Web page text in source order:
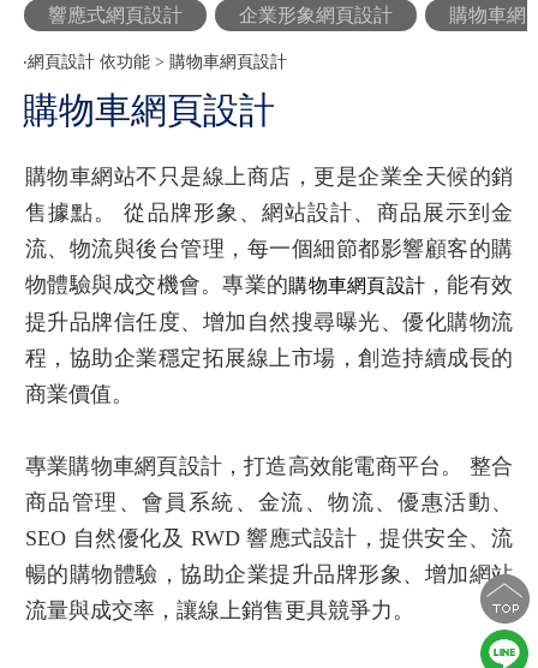
響應式網頁設計 企業形象網頁設計 購物車網
‧網頁設計 依功能> 購物車網頁設計
購物車網頁設計
購物車網站不只是線上商店，更是企業全天候的銷
售據點。 從品牌形象、網站設計、商品展示到金
流、物流與後台管理，每一個細節都影響顧客的購
物體驗與成交機會。專業的購物車網頁設計 ，能有效
提升品牌信任度、增加自然搜尋曝光、優化購物流
程，協助企業穩定拓展線上市場，創造持續成長的
商業價值。
專業購物車網頁設計，打造高效能電商平台。 整合
商品管理、會員系統、金流、物流、優惠活動、
SEO 自然優化及 RWD 響應式設計，提供安全、流
暢的購物體驗，協助企業提升品牌形象、增加網站
流量與成交率，讓線上銷售更具競爭力。